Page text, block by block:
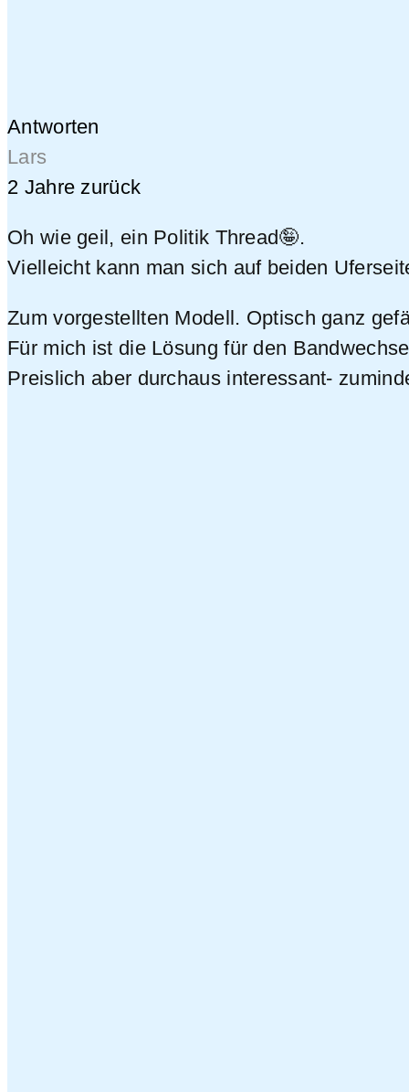
Antworten
Lars
2 Jahre zurück
Oh wie geil, ein Politik Thread🤪.
Vielleicht kann man sich auf beiden
Zum vorgestellten Modell. Optisch ganz
Für mich ist die Lösung für den
Preislich aber durchaus interessant-